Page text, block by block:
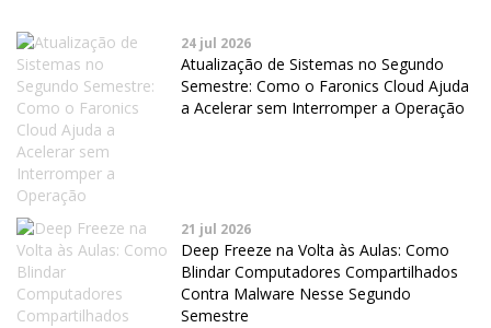
24 jul 2026
Atualização de Sistemas no Segundo
Semestre: Como o Faronics Cloud Ajuda
a Acelerar sem Interromper a Operação
21 jul 2026
Deep Freeze na Volta às Aulas: Como
Blindar Computadores Compartilhados
Contra Malware Nesse Segundo
Semestre